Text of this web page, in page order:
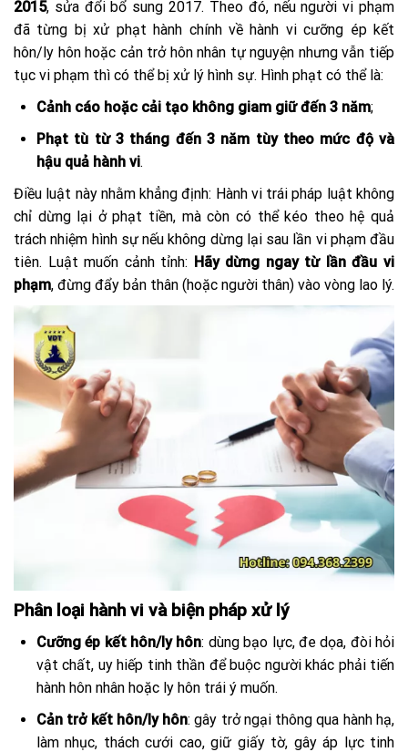
2015, sửa đổi bổ sung 2017. Theo đó, nếu người vi phạm
đã từng bị xử phạt hành chính về hành vi cưỡng ép kết
hôn/ly hôn hoặc cản trở hôn nhân tự nguyện nhưng vẫn tiếp
tục vi phạm thì có thể bị xử lý hình sự. Hình phạt có thể là:
Cảnh cáo hoặc cải tạo không giam giữ đến 3 năm;
Phạt tù từ 3 tháng đến 3 năm tùy theo mức độ và
hậu quả hành vi.
Điều luật này nhằm khẳng định: Hành vi trái pháp luật không
chỉ dừng lại ở phạt tiền, mà còn có thể kéo theo hệ quả
trách nhiệm hình sự nếu không dừng lại sau lần vi phạm đầu
tiên. Luật muốn cảnh tỉnh: Hãy dừng ngay từ lần đầu vi
phạm, đừng đẩy bản thân (hoặc người thân) vào vòng lao lý.
Phân loại hành vi và biện pháp xử lý
Cưỡng ép kết hôn/ly hôn: dùng bạo lực, đe dọa, đòi hỏi
vật chất, uy hiếp tinh thần để buộc người khác phải tiến
hành hôn nhân hoặc ly hôn trái ý muốn.
Cản trở kết hôn/ly hôn: gây trở ngại thông qua hành hạ,
làm nhục, thách cưới cao, giữ giấy tờ, gây áp lực tinh